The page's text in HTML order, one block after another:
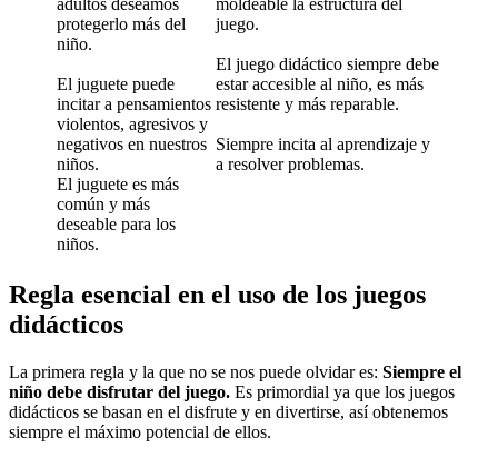
protegerlo más del
niño.
El juguete puede
incitar a pensamientos
violentos, agresivos y
negativos en nuestros
niños.
El juguete es más
común y más
deseable para los
niños.
juego.
El juego didáctico siempre debe
estar accesible al niño, es más
resistente y más reparable.
Siempre incita al aprendizaje y
a resolver problemas.
Regla esencial en el uso de los juegos
didácticos
La primera regla y la que no se nos puede olvidar es: Siempre el
niño debe disfrutar del juego. Es primordial ya que los juegos
didácticos se basan en el disfrute y en divertirse, así obtenemos
siempre el máximo potencial de ellos.